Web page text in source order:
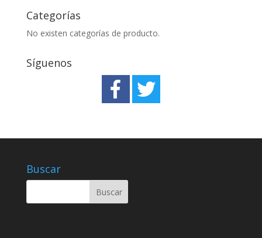
Categorías
No existen categorías de producto.
Síguenos
Buscar